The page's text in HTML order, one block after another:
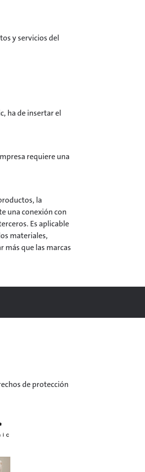
y servicios del
ha de insertar el
requiere una
la
una conexión con
Es aplicable
materiales,
más que las marcas
de protección